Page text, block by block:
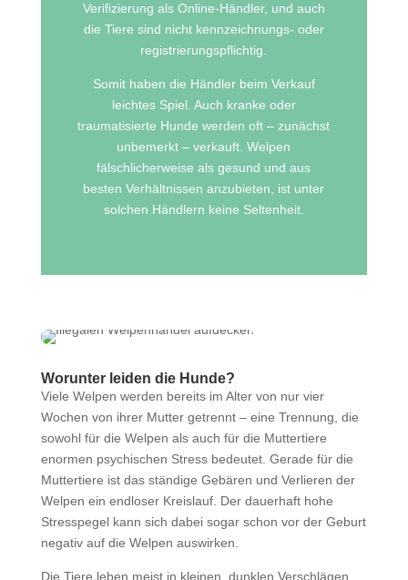
Verifizierung als Online-Händler, und auch
die Tiere sind nicht kennzeichnungs- oder
registrierungspflichtig.
Somit haben die Händler beim Verkauf
leichtes Spiel. Auch kranke oder
traumatisierte Hunde werden oft – zunächst
unbemerkt – verkauft. Welpen
fälschlicherweise als gesund und aus
besten Verhältnissen anzubieten, ist unter
solchen Händlern keine Seltenheit.
Worunter leiden die Hunde?
Viele Welpen werden bereits im Alter von nur vier
Wochen von ihrer Mutter getrennt – eine Trennung, die
sowohl für die Welpen als auch für die Muttertiere
enormen psychischen Stress bedeutet. Gerade für die
Muttertiere ist das ständige Gebären und Verlieren der
Welpen ein endloser Kreislauf. Der dauerhaft hohe
Stresspegel kann sich dabei sogar schon vor der Geburt
negativ auf die Welpen auswirken.
Die Tiere leben meist in kleinen, dunklen Verschlägen